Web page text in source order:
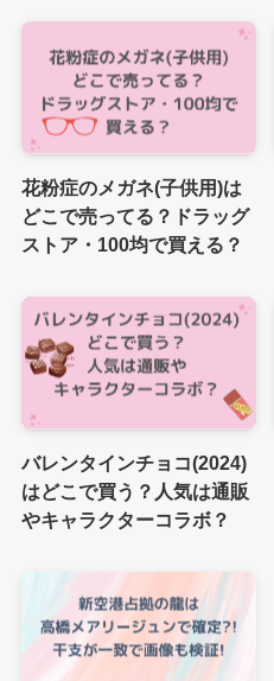
花粉症のメガネ(子供用)は
どこで売ってる？ドラッグ
ストア・100均で買える？
バレンタインチョコ(2024)
はどこで買う？人気は通販
やキャラクターコラボ？